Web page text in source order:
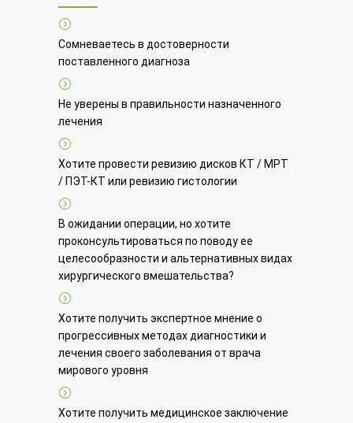
Сомневаетесь в достоверности
поставленного диагноза
Не уверены в правильности назначенного
лечения
Хотите провести ревизию дисков КТ / МРТ
/ ПЭТ-КТ или ревизию гистологии
В ожидании операции, но хотите
проконсультироваться по поводу ее
целесообразности и альтернативных видах
хирургического вмешательства?
Хотите получить экспертное мнение о
прогрессивных методах диагностики и
лечения своего заболевания от врача
мирового уровня
Хотите получить медицинское заключение